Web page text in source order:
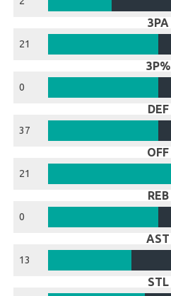
3PA
21
3P%
0
DEF
37
OFF
21
REB
0
AST
13
STL